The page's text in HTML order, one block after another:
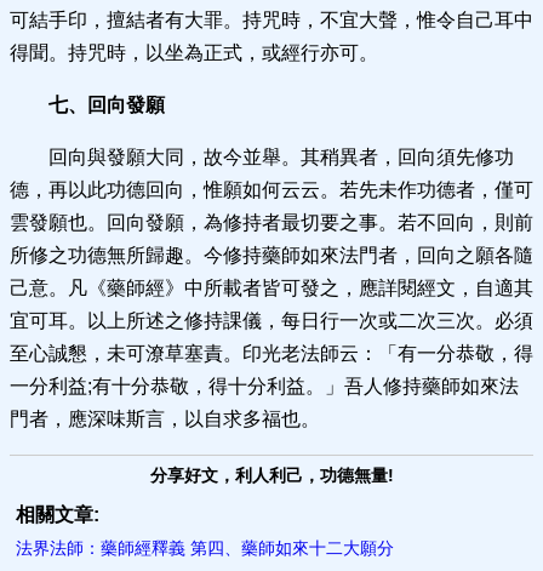
可結手印，擅結者有大罪。持咒時，不宜大聲，惟令自己耳中
得聞。持咒時，以坐為正式，或經行亦可。
七、回向發願
回向與發願大同，故今並舉。其稍異者，回向須先修功
德，再以此功德回向，惟願如何云云。若先未作功德者，僅可
雲發願也。回向發願，為修持者最切要之事。若不回向，則前
所修之功德無所歸趣。今修持藥師如來法門者，回向之願各隨
己意。凡《藥師經》中所載者皆可發之，應詳閱經文，自適其
宜可耳。以上所述之修持課儀，每日行一次或二次三次。必須
至心誠懇，未可潦草塞責。印光老法師云：「有一分恭敬，得
一分利益;有十分恭敬，得十分利益。」吾人修持藥師如來法
門者，應深味斯言，以自求多福也。
分享好文，利人利己，功德無量!
相關文章:
法界法師：藥師經釋義 第四、藥師如來十二大願分